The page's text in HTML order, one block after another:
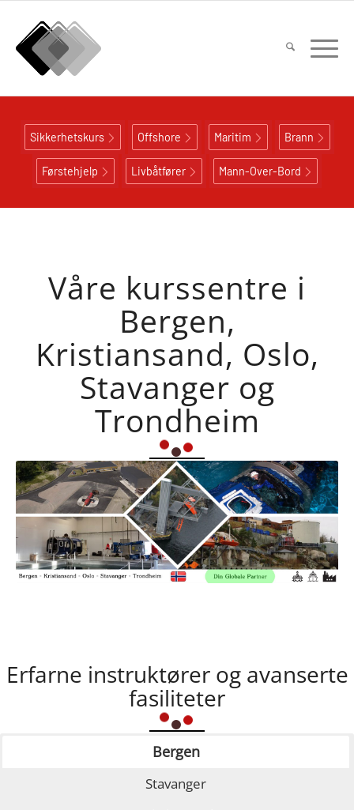
Sikkerhetskurs Offshore Maritim Brann
Førstehjelp Livbåtfører Mann-Over-Bord
Våre kurssentre i
Bergen,
Kristiansand, Oslo,
Stavanger og
Trondheim
Erfarne instruktører og avanserte
fasiliteter
Bergen
Stavanger